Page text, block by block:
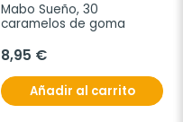
Mabo Sueño, 30
caramelos de goma
8,95 €
Añadir al carrito